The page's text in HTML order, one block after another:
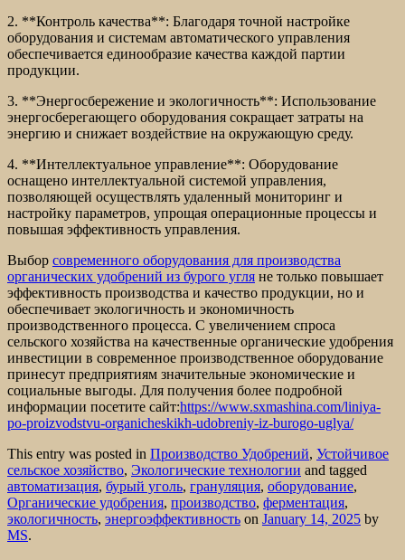
2. **Контроль качества**: Благодаря точной настройке
оборудования и системам автоматического управления
обеспечивается единообразие качества каждой партии
продукции.
3. **Энергосбережение и экологичность**: Использование
энергосберегающего оборудования сокращает затраты на
энергию и снижает воздействие на окружающую среду.
4. **Интеллектуальное управление**: Оборудование
оснащено интеллектуальной системой управления,
позволяющей осуществлять удаленный мониторинг и
настройку параметров, упрощая операционные процессы и
повышая эффективность управления.
Выбор современного оборудования для производства
органических удобрений из бурого угля не только повышает
эффективность производства и качество продукции, но и
обеспечивает экологичность и экономичность
производственного процесса. С увеличением спроса
сельского хозяйства на качественные органические удобрения
инвестиции в современное производственное оборудование
принесут предприятиям значительные экономические и
социальные выгоды. Для получения более подробной
информации посетите сайт:https://www.sxmashina.com/liniya-
po-proizvodstvu-organicheskikh-udobreniy-iz-burogo-uglya/
This entry was posted in Производство Удобрений, Устойчивое
сельское хозяйство, Экологические технологии and tagged
автоматизация, бурый уголь, грануляция, оборудование,
Органические удобрения, производство, ферментация,
экологичность, энергоэффективность on January 14, 2025 by
MS.